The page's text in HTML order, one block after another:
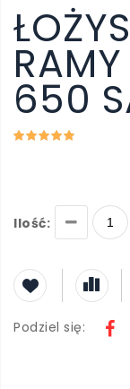
650
Ilość:
Podziel się: